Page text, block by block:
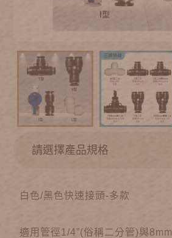
白色/黑色快速接頭-多款
適用管徑1/4”(俗稱二分管)與8mm